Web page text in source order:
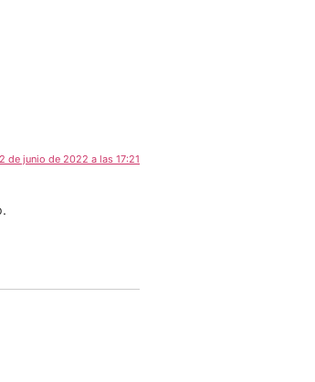
de junio de 2022 a las 17:21